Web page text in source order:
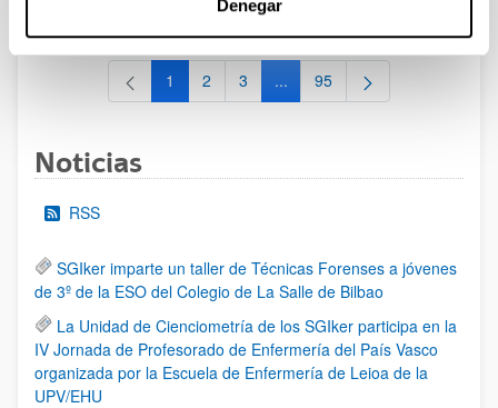
Denegar
al 30/07/2026 (ambos incluídos)
Página
1 Página
2 Página
3 ...Páginas intermedias Use TAB
Página
95
Noticias
RSS
SGIker imparte un taller de Técnicas Forenses a jóvenes
de 3º de la ESO del Colegio de La Salle de Bilbao
La Unidad de Cienciometría de los SGIker participa en la
IV Jornada de Profesorado de Enfermería del País Vasco
organizada por la Escuela de Enfermería de Leioa de la
UPV/EHU